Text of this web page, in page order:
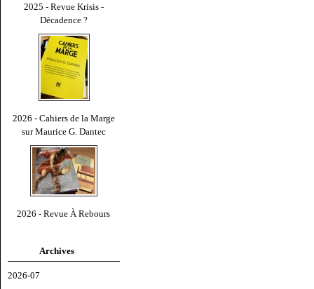
2025 - Revue Krisis -
Décadence ?
2026 - Cahiers de la Marge
sur Maurice G. Dantec
2026 - Revue À Rebours
Archives
2026-07